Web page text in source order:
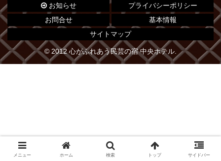
お知らせ
プライバシーポリシー
お問合せ
基本情報
サイトマップ
© 2012 心がふれあう民芸の宿 中央ホテル.
メニュー ホーム 検索 トップ サイドバー